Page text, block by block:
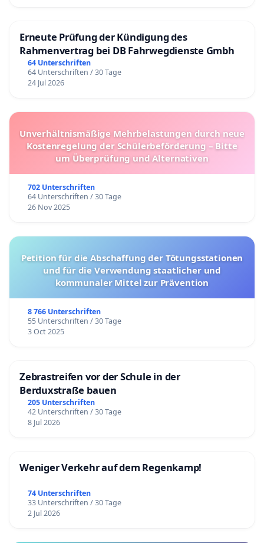
Erneute Prüfung der Kündigung des
Rahmenvertrag bei DB Fahrwegdienste Gmbh
64 Unterschriften
64 Unterschriften / 30 Tage
24 Jul 2026
Unverhältnismäßige Mehrbelastungen durch neue
Kostenregelung der Schülerbeförderung – Bitte
um Überprüfung und Alternativen
702 Unterschriften
64 Unterschriften / 30 Tage
26 Nov 2025
Petition für die Abschaffung der Tötungsstationen
und für die Verwendung staatlicher und
kommunaler Mittel zur Prävention
8 766 Unterschriften
55 Unterschriften / 30 Tage
3 Oct 2025
Zebrastreifen vor der Schule in der
Berduxstraße bauen
205 Unterschriften
42 Unterschriften / 30 Tage
8 Jul 2026
Weniger Verkehr auf dem Regenkamp!
74 Unterschriften
33 Unterschriften / 30 Tage
2 Jul 2026